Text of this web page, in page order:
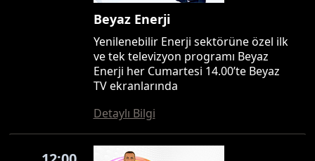
Beyaz Enerji
Yenilenebilir Enerji sektörüne özel ilk
ve tek televizyon programı Beyaz
Enerji her Cumartesi 14.00’te Beyaz
TV ekranlarında
Detaylı Bilgi